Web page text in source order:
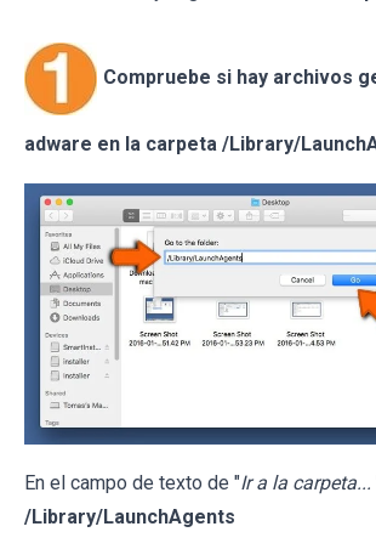
Compruebe si hay archivos
adware en la carpeta /Library/
En el campo de texto de "Ir a la carpeta...
/Library/LaunchAgents